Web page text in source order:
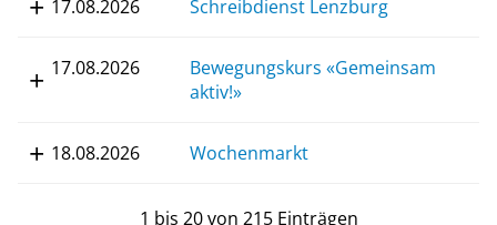
17.08.2026 Schreibdienst Lenzburg
17.08.2026
Bewegungskurs «Gemeinsam
aktiv!»
18.08.2026 Wochenmarkt
1 bis 20 von 215 Einträgen